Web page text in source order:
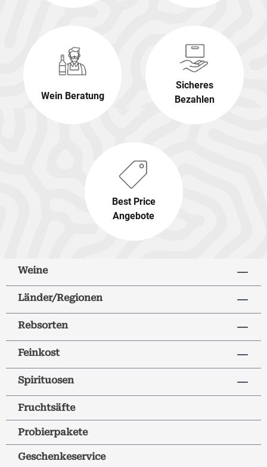
Wein Beratung
Sicheres
Bezahlen
Best Price
Angebote
Weine
Länder/Regionen
Rebsorten
Feinkost
Spirituosen
Fruchtsäfte
Probierpakete
Geschenkeservice